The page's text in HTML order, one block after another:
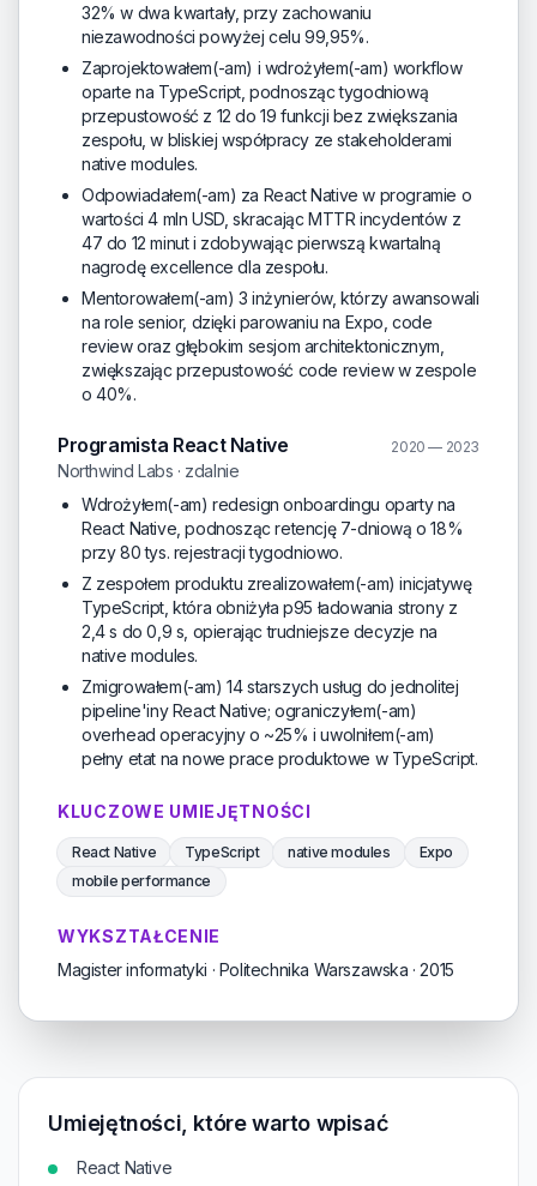
32% w dwa kwartały, przy zachowaniu
niezawodności powyżej celu 99,95%.
Zaprojektowałem(-am) i wdrożyłem(-am) workflow
oparte na TypeScript, podnosząc tygodniową
przepustowość z 12 do 19 funkcji bez zwiększania
zespołu, w bliskiej współpracy ze stakeholderami
native modules.
Odpowiadałem(-am) za React Native w programie o
wartości 4 mln USD, skracając MTTR incydentów z
47 do 12 minut i zdobywając pierwszą kwartalną
nagrodę excellence dla zespołu.
Mentorowałem(-am) 3 inżynierów, którzy awansowali
na role senior, dzięki parowaniu na Expo, code
review oraz głębokim sesjom architektonicznym,
zwiększając przepustowość code review w zespole
o 40%.
Programista React Native 2020 — 2023
Northwind Labs · zdalnie
Wdrożyłem(-am) redesign onboardingu oparty na
React Native, podnosząc retencję 7-dniową o 18%
przy 80 tys. rejestracji tygodniowo.
Z zespołem produktu zrealizowałem(-am) inicjatywę
TypeScript, która obniżyła p95 ładowania strony z
2,4 s do 0,9 s, opierając trudniejsze decyzje na
native modules.
Zmigrowałem(-am) 14 starszych usług do jednolitej
pipeline'iny React Native; ograniczyłem(-am)
overhead operacyjny o ~25% i uwolniłem(-am)
pełny etat na nowe prace produktowe w TypeScript.
KLUCZOWE UMIEJĘTNOŚCI
React Native TypeScript native modules
Expo
mobile performance
WYKSZTAŁCENIE
Magister informatyki · Politechnika Warszawska · 2015
Umiejętności, które warto wpisać
React Native